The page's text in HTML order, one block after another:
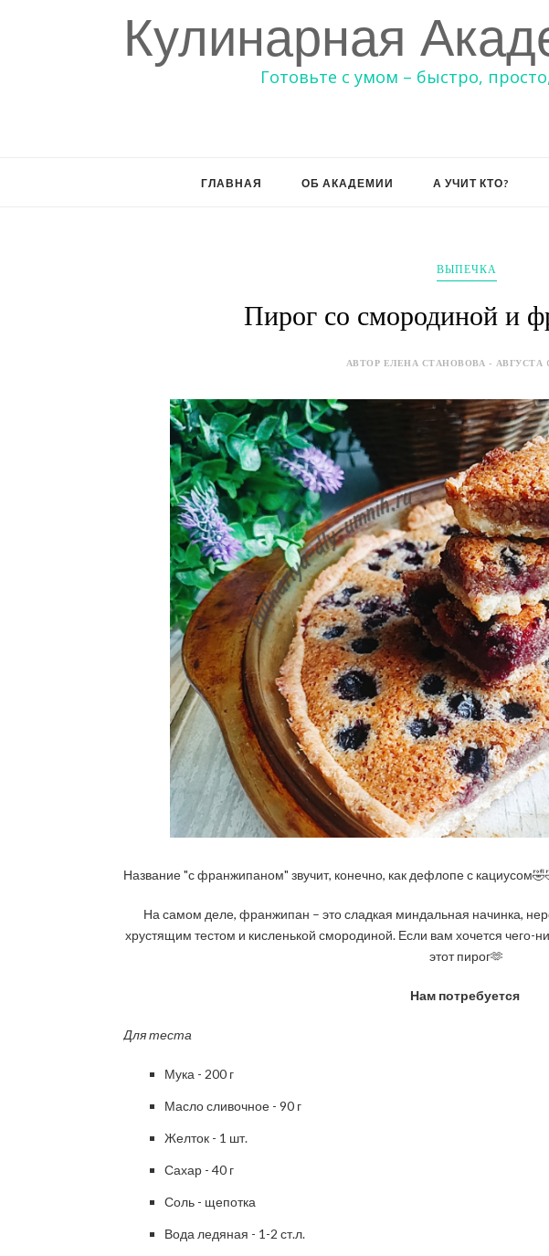
Кулинарная
Готовьте с умом – быстро,
ГЛАВНАЯ ОБ АКАДЕМИИ А УЧИТ КТО?
ВЫПЕЧКА
Пирог со смородиной и
АВТОР ЕЛЕНА СТАНОВОВА - АВГУСТА
Название "с франжипаном" звучит, конечно, как дефлопе с
На самом деле, франжипан – это сладкая миндальная начинка,
хрустящим тестом и кисленькой смородиной. Если вам хочется чего-
этот пирог🫶
Нам потребуется
Для теста
Мука - 200 г
Масло сливочное - 90 г
Желток - 1 шт.
Сахар - 40 г
Соль - щепотка
Вода ледяная - 1-2 ст.л.